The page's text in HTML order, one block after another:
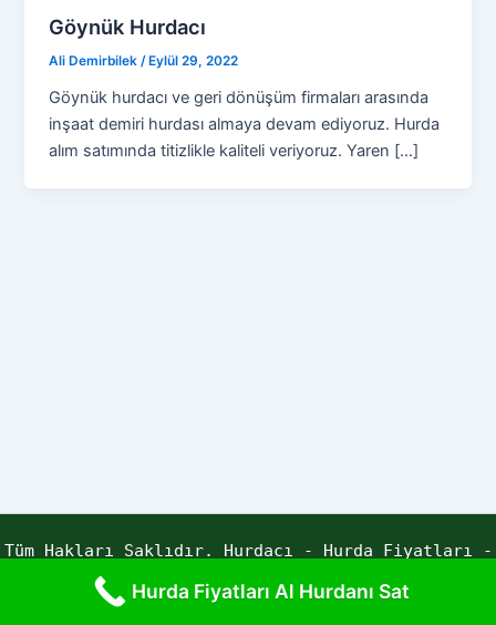
Göynük Hurdacı
Ali Demirbilek/ Eylül 29, 2022
Göynük hurdacı ve geri dönüşüm firmaları arasında
inşaat demiri hurdası almaya devam ediyoruz. Hurda
alım satımında titizlikle kaliteli veriyoruz. Yaren […]
Tüm Hakları Saklıdır. Hurdacı - Hurda Fiyatları -
Yaren Hurda | Powered by ECE YAZILIM
Hurda Fiyatları Al Hurdanı Sat